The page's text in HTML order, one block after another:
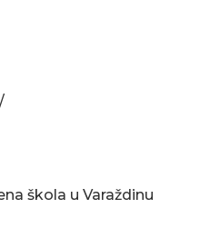
škola u Varaždinu